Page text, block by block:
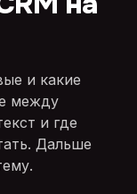
и какие
между
и где
Дальше